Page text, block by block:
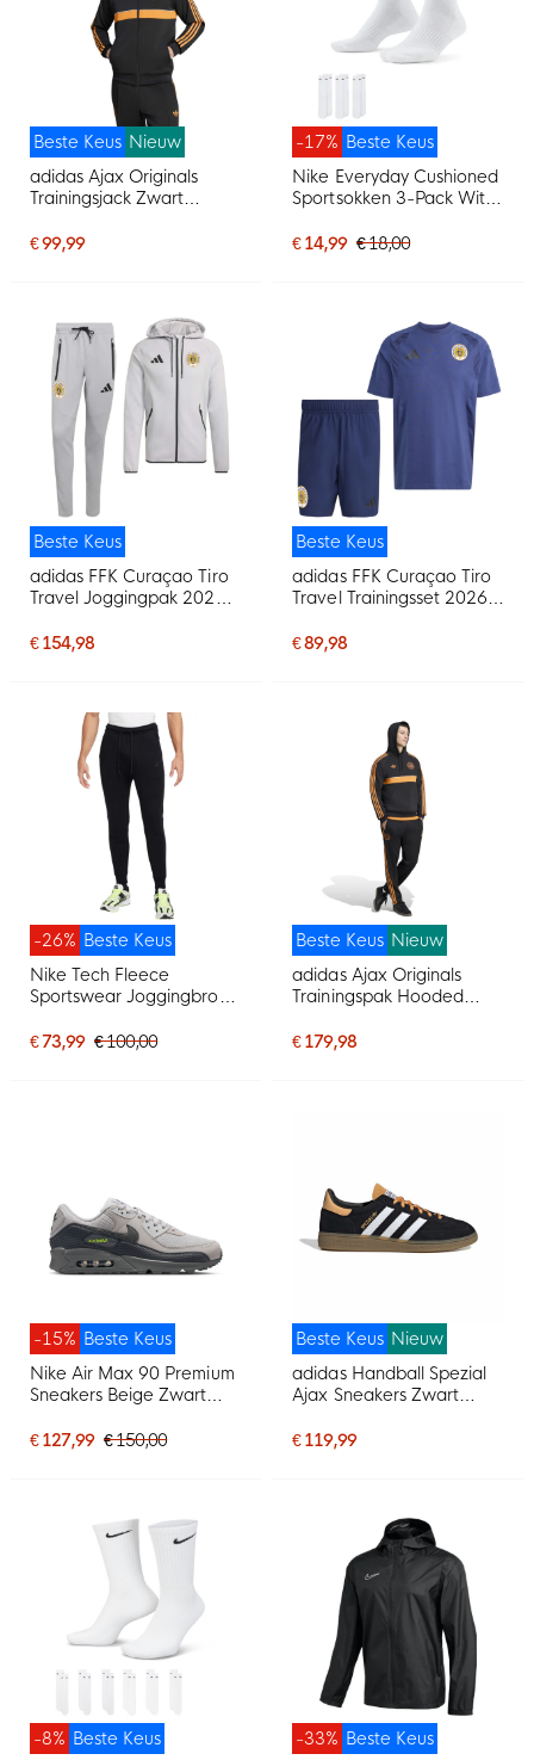
Beste Keus Nieuw
adidas Ajax Originals
Trainingsjack Zwart
€ 99,99
Beste Keus
-17%
Nike Everyday Cushioned
Sportsokken 3-Pack Wit
€ 14,99 € 18,00
Beste Keus
adidas FFK Curaçao Tiro
Travel Joggingpak 2026-
€ 154,98
Beste Keus
adidas FFK Curaçao Tiro
Travel Trainingsset 2026-
€ 89,98
Beste Keus
-26%
Nike Tech Fleece
Sportswear Joggingbroek
€ 73,99 € 100,00
Beste Keus Nieuw
adidas Ajax Originals
Trainingspak Hooded
€ 179,98
Beste Keus
-15%
Nike Air Max 90 Premium
Sneakers Beige Zwart
€ 127,99 € 150,00
Beste Keus Nieuw
adidas Handball Spezial
Ajax Sneakers Zwart
€ 119,99
Beste Keus
-8%
Beste Keus
-33%